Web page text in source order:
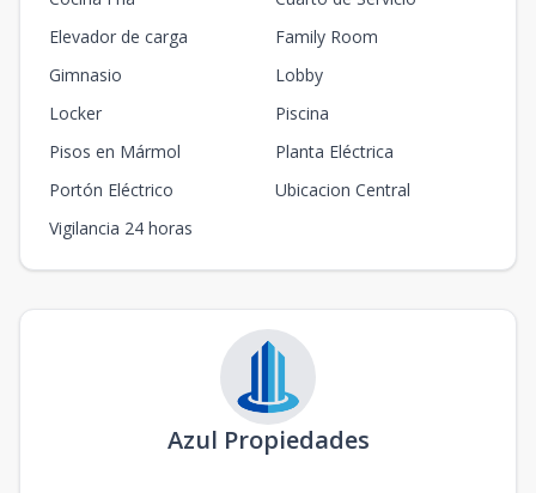
Elevador de carga
Family Room
Gimnasio
Lobby
Locker
Piscina
Pisos en Mármol
Planta Eléctrica
Portón Eléctrico
Ubicacion Central
Vigilancia 24 horas
Azul Propiedades